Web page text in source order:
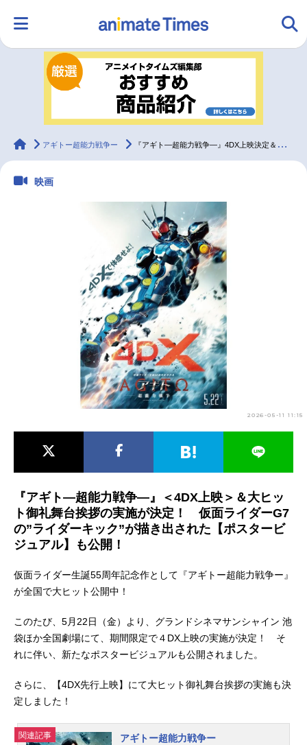
ランキング アニメ
ラジオ みんなの声
配信・Vtuber トレンド
声優記事一覧
アニメ映画一覧 実写化映画一覧
今期アニメ曜日別一覧
夏アニメ
男性声優/女性声優一覧
animateTimes
アギトー超能力戦争ー 『アギト—超能力戦争—』4DX上映決定＆新ポスタービジュアル公開
映画
2026-05-11 11:15
『アギト—超能力戦争—』＜4DX上映＞＆大ヒッ
ト御礼舞台挨拶の実施が決定！ 仮面ライダーG7
の”ライダーキック”が描き出された【ポスタービ
ジュアル】も公開！
仮⾯ライダー⽣誕55周年記念作として『アギトー超能⼒戦争ー』
が全国で大ヒット公開中！
このたび、5月22日（金）より、グランドシネマサンシャイン 池
袋ほか全国劇場にて、期間限定で４DX上映の実施が決定！ そ
れに伴い、新たなポスタービジュアルも公開されました。
さらに、【4DX先行上映】にて大ヒット御礼舞台挨拶の実施も決
定しました！
関連記事
アギトー超能力戦争ー